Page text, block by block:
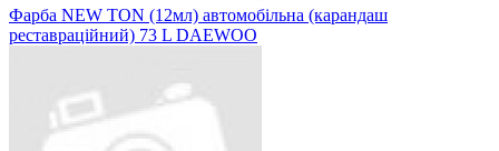
Фарба NEW TON (12мл) автомобільна (карандаш
реставраційний) 73 L DAEWOO